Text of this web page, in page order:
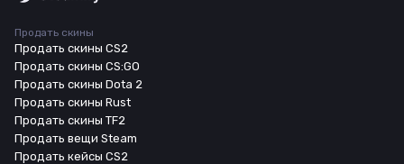
Продать скины
Продать скины CS2
Продать скины CS:GO
Продать скины Dota 2
Продать скины Rust
Продать скины TF2
Продать вещи Steam
Продать кейсы CS2